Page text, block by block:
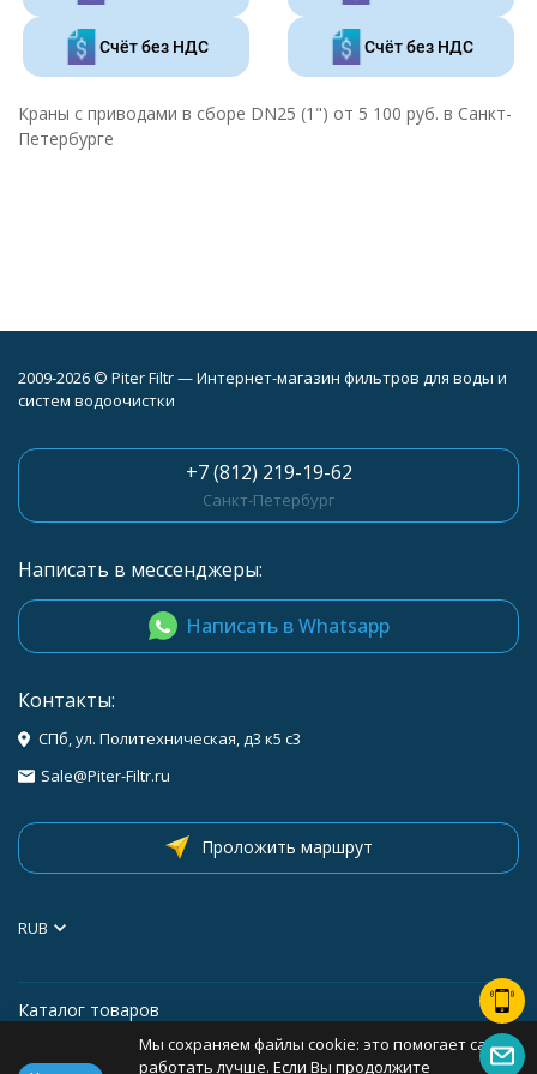
Счёт без НДС Счёт без НДС
Краны с приводами в сборе DN25 (1") от 5 100 руб. в Санкт-
Петербурге
2009-2026 © Piter Filtr — Интернет-магазин фильтров для воды и
систем водоочистки
+7 (812) 219-19-62
Санкт-Петербург
Написать в мессенджеры:
Написать в Whatsapp
Контакты:
СПб, ул. Политехническая, д3 к5 с3
Sale@Piter-Filtr.ru
Проложить маршрут
RUB
Каталог товаров
Информация
Мы сохраняем файлы cookie: это помогает сайту
работать лучше. Если Вы продолжите